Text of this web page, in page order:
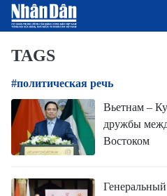
TAGS
#политическая речь
Вьетнам –
дружбы
Востоком